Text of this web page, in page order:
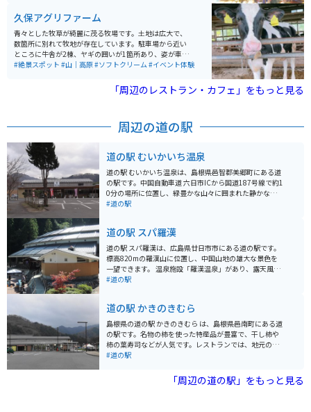
久保アグリファーム
青々とした牧草が綺麗に茂る牧場です。土地は広大で、
数箇所に別れて牧地が存在しています。駐車場から近い
ところに牛舎が2棟、ヤギの囲いが1箇所あり、姿が車内
からも見えます。 牧場内には、生乳を使用したジェラー
と隣接しており、景観を眺めながらおいしい商品をいた
だくことができます。また、地元野菜の販売、体験乳搾
#絶景スポット #山｜高原#ソフトクリーム#イベント体験
「周辺のレストラン・カフェ」をもっと見る
周辺の道の駅
道の駅 むいかいち温泉
道の駅 むいかいち温泉は、島根県邑智郡美郷町にある道
の駅です。中国自動車道 六日市ICから国道187号線で約1
0分の場所に位置し、緑豊かな山々に囲まれた静かな場
所にあり、ドライブの休憩スポットとして最適です。 道
れています。ドライブの疲れを癒すために、ゆっくりと
温泉に浸かるのはいかがでしょうか。 また、地元の新鮮
な野菜や特産品を販売する直売所も併設されています。
美郷町は、良質な水と土壌に恵まれ、美味しい農産物が
たくさん採れます。特におすすめは、ブランド米の「仁
るので安心です。中国山地の山間部を走る国道187号線
は、ワインディングロードが続き、ツーリングにも最適
なルートです。道の駅 むいかいち温泉で休憩しながら、
自然豊かな景色を楽しむのはいかがでしょうか。
#道の駅
道の駅 スパ羅漢
道の駅 スパ羅漢は、広島県廿日市市にある道の駅です。
標高820mの羅漢山に位置し、中国山地の雄大な景色を
一望できます。 温泉施設「羅漢温泉」があり、露天風呂
からは四季折々の自然が楽しめます。泉質はアルカリ性
や、名物の羅漢バーガーなどが味わえます。 バイクで訪
れる場合、広島市内から約1時間30分ほどで到着しま
す。山道はカーブが多いため、安全運転を心がけましょ
う。駐車場は広く、バイク専用のスペースもあります。
周辺には、羅漢山牧場や深入山など、自然豊かな観光ス
たい方や、温泉でゆっくりとくつろぎたい方におすすめ
#道の駅
道の駅 かきのきむら
島根県の道の駅 かきのきむら は、島根県邑南町にある道
の駅です。名物の柿を使った特産品が豊富で、干し柿や
柿の葉寿司などが人気です。レストランでは、地元の食
材を使った料理を楽しむことができ、特に、柿の葉寿司
駐車場も広く、休憩場所としても最適です。道の駅周辺
には、自然豊かな景色が広がっており、ツーリングにも
#道の駅
「周辺の道の駅」をもっと見る